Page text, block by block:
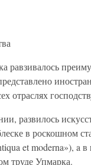
равзивалось
развилось
в роскошном
et moderna»), a в
труде Упмарка.